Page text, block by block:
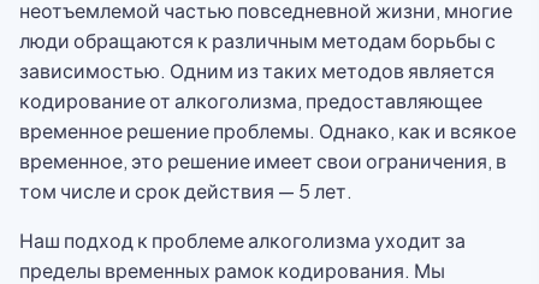
неотъемлемой частью повседневной жизни, многие
люди обращаются к различным методам борьбы с
зависимостью. Одним из таких методов является
кодирование от алкоголизма, предоставляющее
временное решение проблемы. Однако, как и всякое
временное, это решение имеет свои ограничения, в
том числе и срок действия — 5 лет.
Наш подход к проблеме алкоголизма уходит за
пределы временных рамок кодирования. Мы